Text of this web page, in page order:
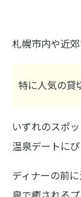
札幌市内や近郊
特に人気の貸
いずれのスポ
温泉デートに
ディナーの前